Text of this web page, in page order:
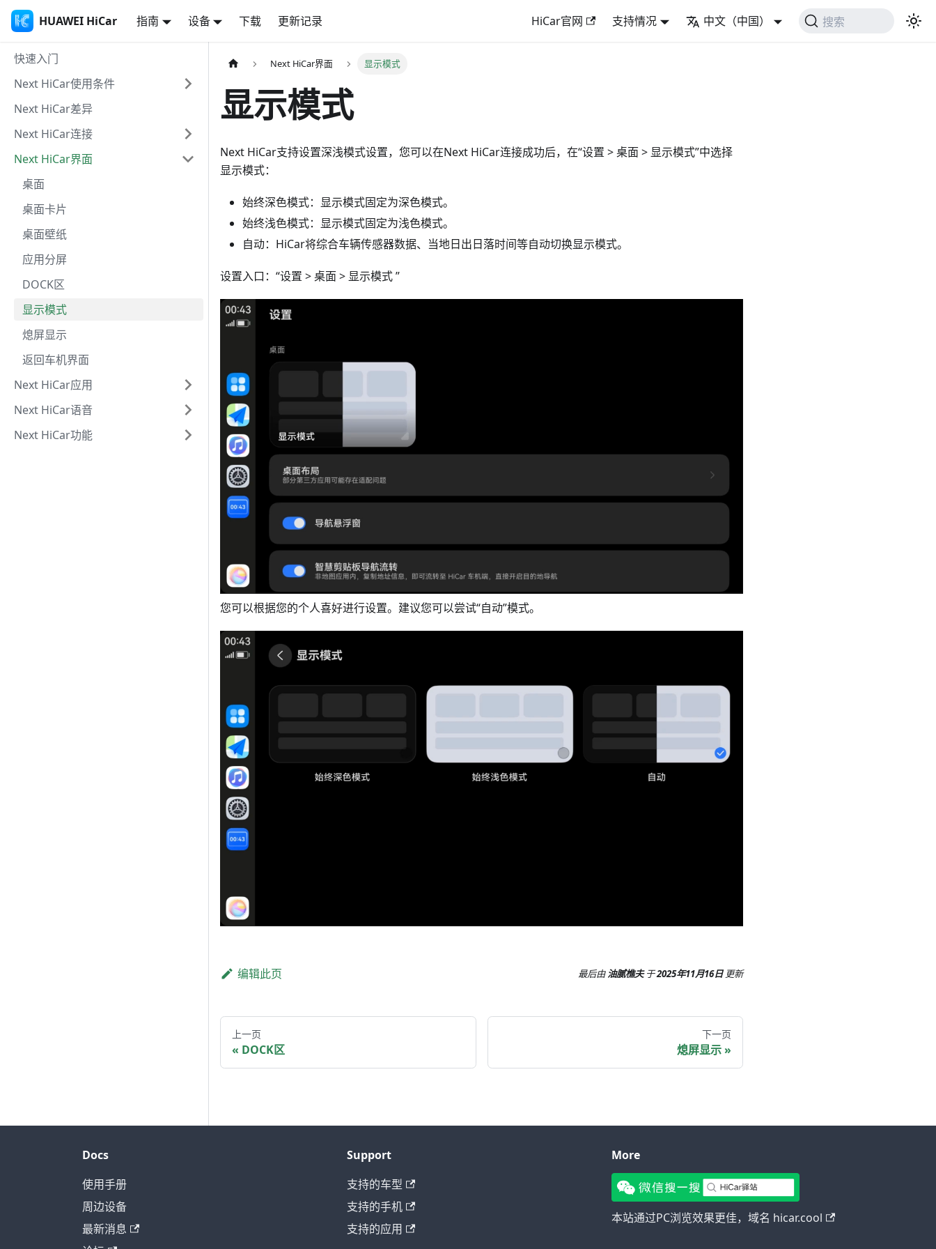
HUAWEI HiCar 指南 设备 下载 更新记录 HiCar官网 支持情况 中文（中国） 搜索
快速入门
Next HiCar使用条件
Next HiCar差异
Next HiCar连接
Next HiCar界面
桌面
桌面卡片
桌面壁纸
应用分屏
DOCK区
显示模式
熄屏显示
返回车机界面
Next HiCar应用
Next HiCar语音
Next HiCar功能
Next HiCar界面 显示模式
显示模式
Next HiCar支持设置深浅模式设置，您可以在Next HiCar连接成功后，在“设置 > 桌面 > 显示模式”中选择
显示模式：
始终深色模式：显示模式固定为深色模式。
始终浅色模式：显示模式固定为浅色模式。
自动：HiCar将综合车辆传感器数据、当地日出日落时间等自动切换显示模式。
设置入口：“设置 > 桌面 > 显示模式 ”
您可以根据您的个人喜好进行设置。建议您可以尝试“自动”模式。
编辑此页 最后由油腻樵夫 于2025年11月16日 更新
上一页
DOCK区
下一页
熄屏显示
Docs
使用手册
周边设备
最新消息
Support
支持的车型
支持的手机
支持的应用
More
本站通过PC浏览效果更佳，域名 hicar.cool